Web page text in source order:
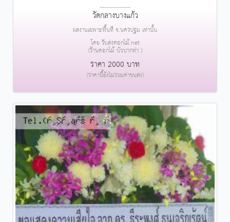
....................
วัดกลางบางแก้ว
ผลงานเฉพาะพื้นที่ จ.นครปฐม เท่านั้น
โดย รับส่งดอกไม้.net
(ร้านดอกไม้ บัวปากท่า )
ราคา 2000 บาท
(ราคานี้ยังไม่รวมค่าขนส่ง)